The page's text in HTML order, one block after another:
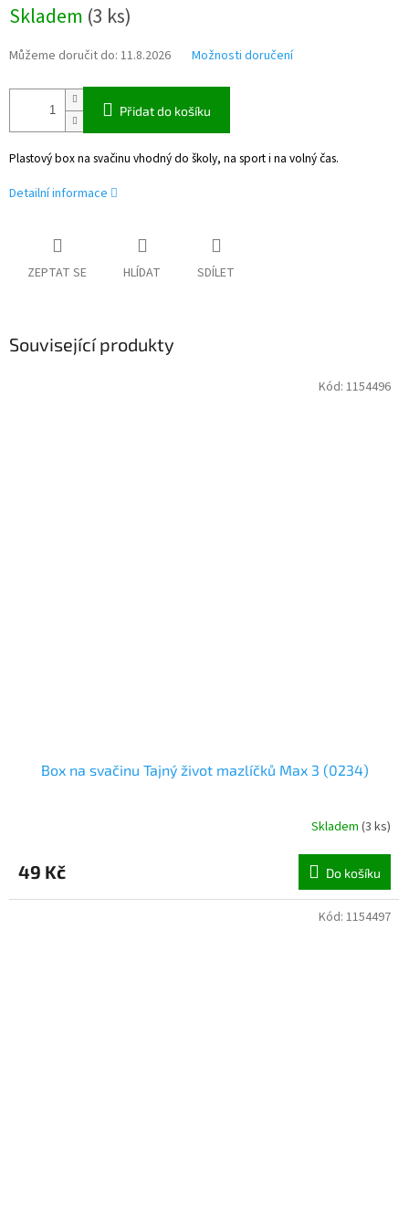
cena:
Skladem (3 ks)
Můžeme doručit do: 11.8.2026 Možnosti doručení
Přidat do košíku
Plastový box na svačinu vhodný do školy, na sport i na volný čas.
Detailní informace
ZEPTAT SE HLÍDAT SDÍLET
Související produkty
Box na svačinu Tajný život mazlíčků Max 3 (0234)
Skladem (3 ks)
49 Kč Do košíku
Kód: 1154496
Kód: 1154497